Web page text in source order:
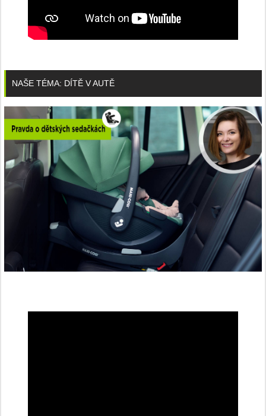
NAŠE TÉMA: DÍTĚ V AUTĚ